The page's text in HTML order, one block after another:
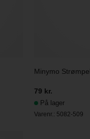
Minymo
79 kr.
På lager
Varenr.: 5082-509